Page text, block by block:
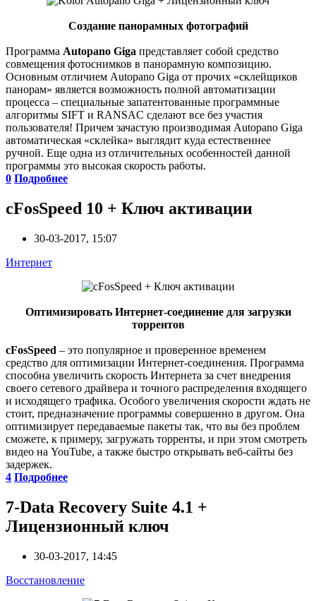
Создание панорамных фотографий
Программа Autopano Giga представляет собой средство
совмещения фотоснимков в панорамную композицию.
Основным отличием Autopano Giga от прочих «склейщиков
панорам» является возможность полной автоматизации
процесса – специальные запатентованные программные
алгоритмы SIFT и RANSAC сделают все без участия
пользователя! Причем зачастую производимая Autopano Giga
автоматическая «склейка» выглядит куда естественнее
ручной. Еще одна из отличительных особенностей данной
программы это высокая скорость работы.
0 Подробнее
cFosSpeed 10 + Ключ активации
30-03-2017, 15:07
Интернет
Оптимизировать Интернет-соединение для загрузки
торрентов
cFosSpeed – это популярное и проверенное временем
средство для оптимизации Интернет-соединения. Программа
способна увеличить скорость Интернета за счет внедрения
своего сетевого драйвера и точного распределения входящего
и исходящего трафика. Особого увеличения скорости ждать не
стоит, предназначение программы совершенно в другом. Она
оптимизирует передаваемые пакеты так, что вы без проблем
сможете, к примеру, загружать торренты, и при этом смотреть
видео на YouTube, а также быстро открывать веб-сайты без
задержек.
4 Подробнее
7-Data Recovery Suite 4.1 +
Лицензионный ключ
30-03-2017, 14:45
Восстановление